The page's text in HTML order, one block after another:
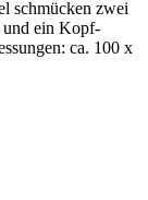
schmücken zwei
und ein Kopf-
ca. 100 x